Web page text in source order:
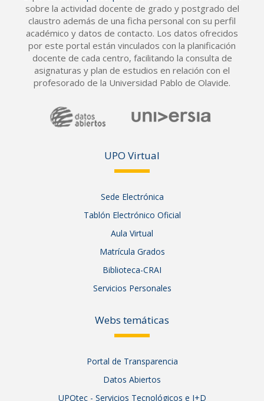
sobre la actividad docente de grado y postgrado del
claustro además de una ficha personal con su perfil
académico y datos de contacto. Los datos ofrecidos
por este portal están vinculados con la planificación
docente de cada centro, facilitando la consulta de
asignaturas y plan de estudios en relación con el
profesorado de la Universidad Pablo de Olavide.
UPO Virtual
Sede Electrónica
Tablón Electrónico Oficial
Aula Virtual
Matrícula Grados
Biblioteca-CRAI
Servicios Personales
Webs temáticas
Portal de Transparencia
Datos Abiertos
UPOtec - Servicios Tecnológicos e I+D